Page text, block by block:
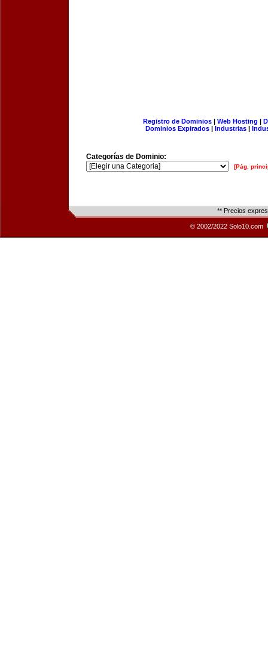
Registro de Dominios| Web Hosting |
Dominios Expirados | Industrias |
Categorías de Dominio:
[Pág.
** Precios
© 2002/2022 Solo10.com